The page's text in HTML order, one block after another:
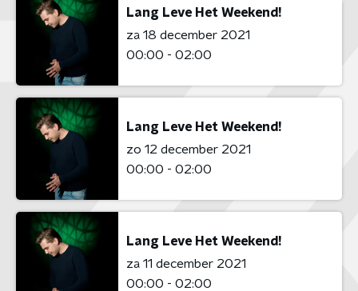
Lang Leve Het Weekend!
za 18 december 2021
00:00 - 02:00
Lang Leve Het Weekend!
zo 12 december 2021
00:00 - 02:00
Lang Leve Het Weekend!
za 11 december 2021
00:00 - 02:00